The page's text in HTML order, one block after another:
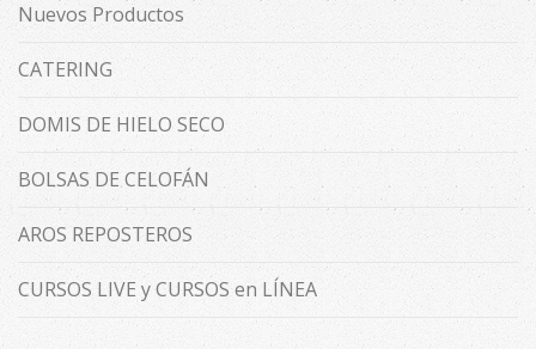
Nuevos Productos
CATERING
DOMIS DE HIELO SECO
BOLSAS DE CELOFÁN
AROS REPOSTEROS
CURSOS LIVE y CURSOS en LÍNEA